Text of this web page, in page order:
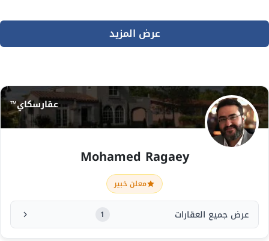
عرض المزيد
عقارسكاي™
Mohamed Ragaey
معلن خبير
عرض جميع العقارات 1